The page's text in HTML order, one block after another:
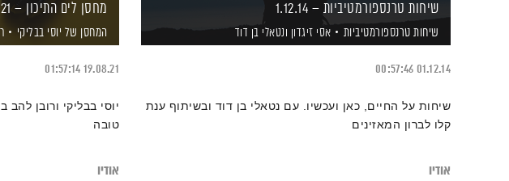
שיחות טרנספורמטיביות – 1.12.14
שיחות טרנספורמטיביות אסי זיגדון ונטאלי בן דוד
01.12.14
00:57:46
שיחות על החיים, כאן ועכשיו. עם נטאלי בן דוד ובשיתוף ענת
קלו לברון המאזינים
אודיו
מחסן לים התיכון – 19.8.21
המחסן של יוסי בבליקי
19.08.21
01:57:14
יוסי בבליקי ורובן
טובה
אודיו